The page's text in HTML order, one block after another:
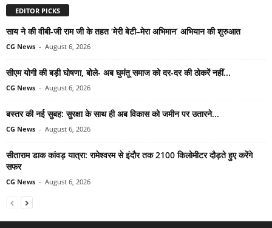
EDITOR PICKS
साय ने की वीबी-जी राम जी के तहत ‘मेरी बेटी–मेरा अभिमान’ अभियान की शुरुआत
CG News - August 6, 2026
सीएम योगी की बड़ी घोषणा, बोले- अब घुमंतू समाज को दर-दर की ठोकरें नहीं...
CG News - August 6, 2026
बस्तर की नई सुबह: सुरक्षा के साथ ही अब विकास को जमीन पर उतारने...
CG News - August 6, 2026
सीताराम डाक कांवड़ यात्रा: रामेश्वरम से इंदौर तक 2100 किलोमीटर दौड़ते हुए करेंगे
सफर
CG News - August 6, 2026